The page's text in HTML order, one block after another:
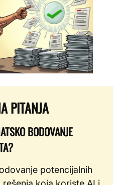
PITANJA
BODOVANJE
potencijalnih